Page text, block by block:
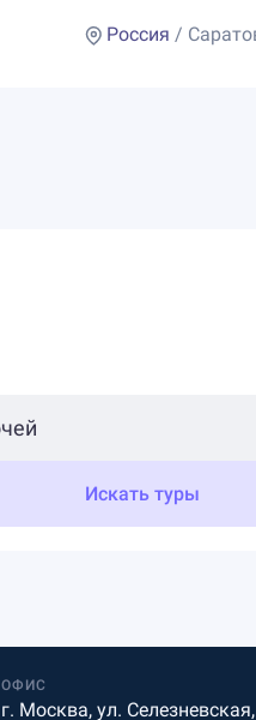
Россия /
Искать туры
ОФИС
г. Москва, ул.